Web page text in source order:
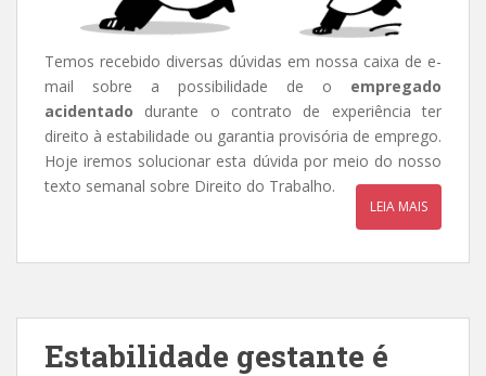
Temos recebido diversas dúvidas em nossa caixa de e-
mail sobre a possibilidade de o empregado
acidentado durante o contrato de experiência ter
direito à estabilidade ou garantia provisória de emprego.
Hoje iremos solucionar esta dúvida por meio do nosso
texto semanal sobre Direito do Trabalho.
LEIA MAIS
Estabilidade gestante é